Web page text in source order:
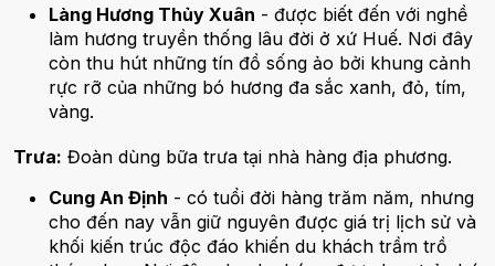
Làng Hương Thủy Xuân - được biết đến với nghề
làm hương truyền thống lâu đời ở xứ Huế. Nơi đây
còn thu hút những tín đồ sống ảo bởi khung cảnh
rực rỡ của những bó hương đa sắc xanh, đỏ, tím,
vàng.
Trưa: Đoàn dùng bữa trưa tại nhà hàng địa phương.
Cung An Định - có tuổi đời hàng trăm năm, nhưng
cho đến nay vẫn giữ nguyên được giá trị lịch sử và
khối kiến trúc độc đáo khiến du khách trầm trồ